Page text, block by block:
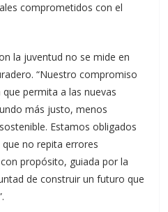
comprometidos con el
la juventud no se mide en
“Nuestro compromiso
permita a las nuevas
más justo, menos
Estamos obligados
no repita errores
propósito, guiada por la
de construir un futuro que